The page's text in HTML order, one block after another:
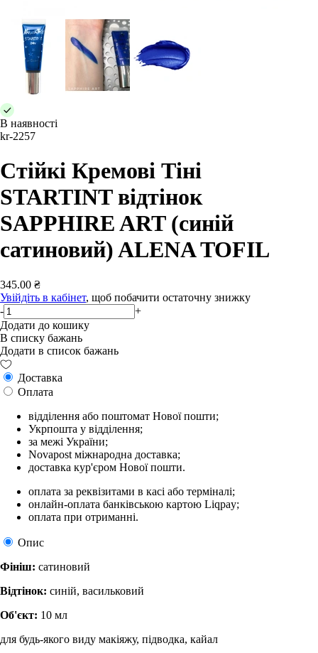
В наявності
kr-2257
Стійкі Кремові Тіні
STARTINT відтінок
SAPPHIRE ART (синій
сатиновий) ALENA TOFIL
345.00 ₴
Увійдіть в кабінет, щоб побачити остаточну знижку
-
+
Додати до кошику
В списку бажань
Додати в список бажань
Доставка
Оплата
відділення або поштомат Нової пошти;
Укрпошта у відділення;
за межі України;
Novapost міжнародна доставка;
доставка кур'єром Нової пошти.
оплата за реквізитами в касі або терміналі;
онлайн-оплата банківською картою Liqpay;
оплата при отриманні.
Опис
Фініш: сатиновий
Відтінок: синій, васильковий
Об'єкт: 10 мл
для будь-якого виду макіяжу, підводка, кайал